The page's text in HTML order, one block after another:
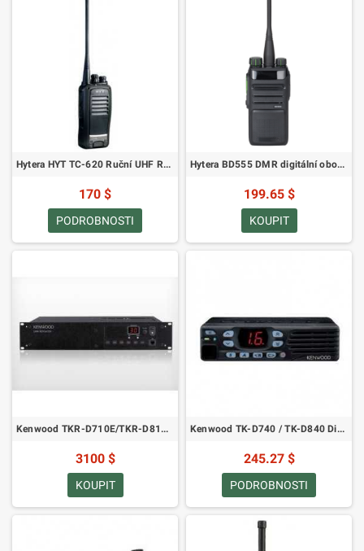
Hytera HYT TC-620 Ruční UHF Rádio
170 $
PODROBNOSTI
Hytera BD555 DMR digitální obousměrné rádio
199.65 $
KOUPIT
Kenwood TKR-D710E/TKR-D810E VHF/UHF digitální obousměrný rádiový opakovač
3100 $
KOUPIT
Kenwood TK-D740 / TK-D840 Digitální rádio - VHF a UHF
245.27 $
PODROBNOSTI